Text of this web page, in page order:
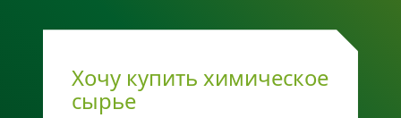
Хочу купить химическое
сырье